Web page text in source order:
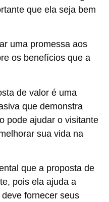
que ela seja bem
uma promessa aos
os benefícios que a
de valor é uma
que demonstra
pode ajudar o visitante
sua vida na
que a proposta de
pois ela ajuda a
fornecer seus